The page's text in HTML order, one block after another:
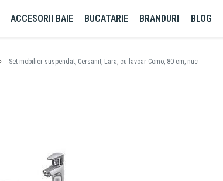
ACCESORII BAIE BUCATARIE BRANDURI BLOG
Set mobilier suspendat, Cersanit, Lara, cu lavoar Como, 80 cm, nuc